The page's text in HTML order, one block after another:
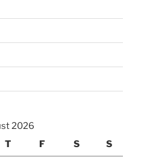
2026
T F S S